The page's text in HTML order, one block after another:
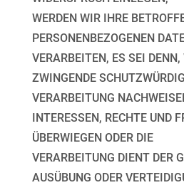
WERDEN WIR IHRE
PERSONENBEZOGENEN
VERARBEITEN, ES SEI DENN,
ZWINGENDE
VERARBEITUNG
INTERESSEN, RECHTE UND
ÜBERWIEGEN ODER DIE
VERARBEITUNG DIENT DER
AUSÜBUNG ODER